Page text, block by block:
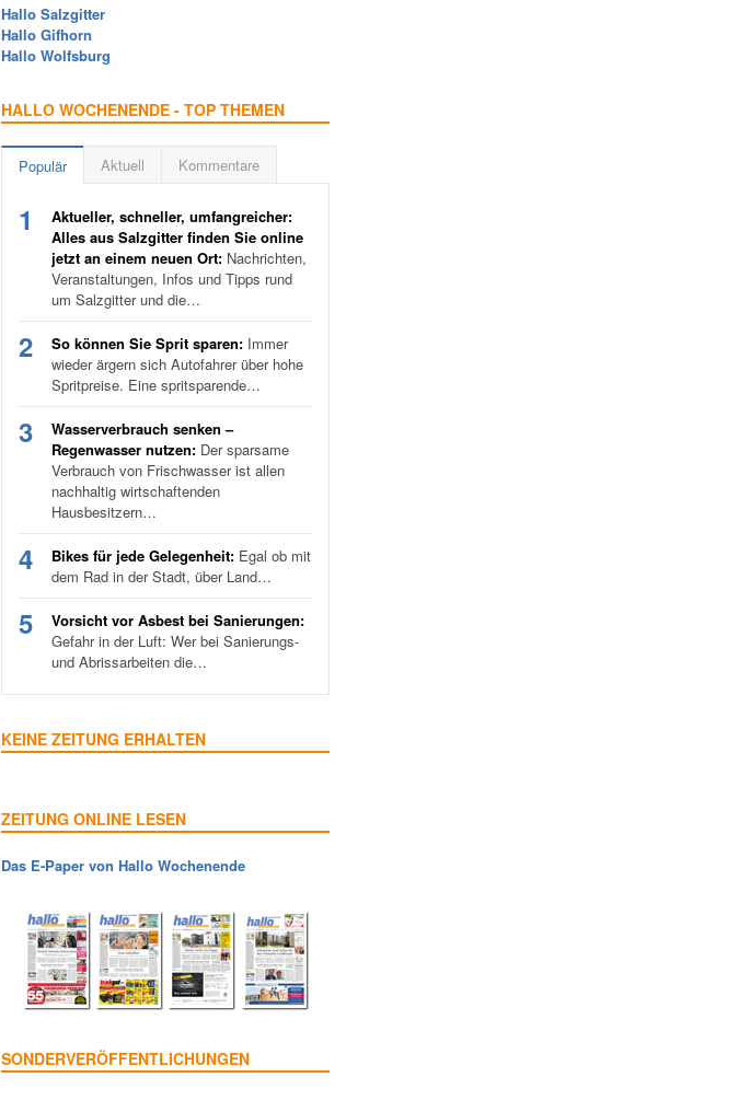
Hallo Salzgitter
Hallo Gifhorn
Hallo Wolfsburg
HALLO WOCHENENDE - TOP THEMEN
Populär Aktuell Kommentare
1
Aktueller, schneller, umfangreicher:
Alles aus Salzgitter finden Sie online
jetzt an einem neuen Ort: Nachrichten,
Veranstaltungen, Infos und Tipps rund
um Salzgitter und die…
2 So können Sie Sprit sparen: Immer
wieder ärgern sich Autofahrer über hohe
Spritpreise. Eine spritsparende…
3
Wasserverbrauch senken –
Regenwasser nutzen: Der sparsame
Verbrauch von Frischwasser ist allen
nachhaltig wirtschaftenden
Hausbesitzern…
4 Bikes für jede Gelegenheit: Egal ob mit
dem Rad in der Stadt, über Land…
5
Vorsicht vor Asbest bei Sanierungen:
Gefahr in der Luft: Wer bei Sanierungs-
und Abrissarbeiten die…
KEINE ZEITUNG ERHALTEN
ZEITUNG ONLINE LESEN
Das E-Paper von Hallo Wochenende
SONDERVERÖFFENTLICHUNGEN